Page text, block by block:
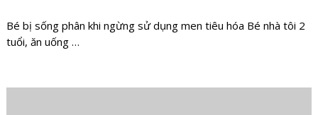
Bé bị sống phân khi ngừng sử dụng men tiêu hóa Bé nhà tôi 2
tuổi, ăn uống …